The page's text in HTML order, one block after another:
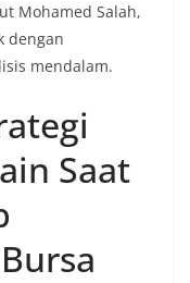
Mohamed Salah,
dengan
mendalam.
Saat